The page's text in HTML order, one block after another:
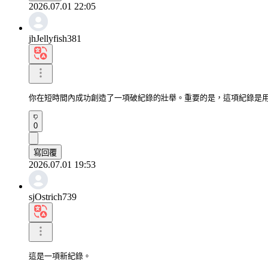
2026.07.01 22:05
jhJellyfish381
你在短時間內成功創造了一項破紀錄的壯舉。重要的是，這項紀錄是
0
寫回覆
2026.07.01 19:53
sjOstrich739
這是一項新紀錄。